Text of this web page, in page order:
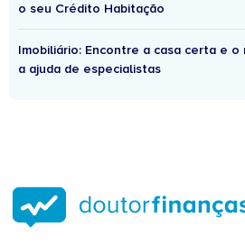
o seu Crédito Habitação
Imobiliário: Encontre a casa certa e
a ajuda de especialistas